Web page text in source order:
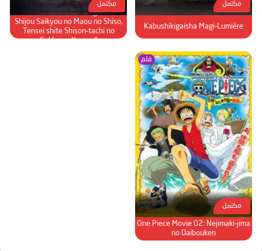
مكتمل
Kabushikigaisha Magi-Lumière
مكتمل
Maou Gakuin no Futekigousha:
Shijou Saikyou no Maou no Shiso,
Tensei shite Shison-tachi no
Gakkou e Kayou II
فلم
مكتمل
One Piece Movie 02: Nejimaki-jima
no Daibouken